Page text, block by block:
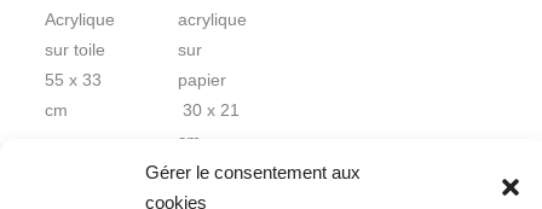
Gérer le consentement aux
cookies
Acrylique
sur toile
55 x 33
cm
acrylique
sur
papier
30 x 21
cm